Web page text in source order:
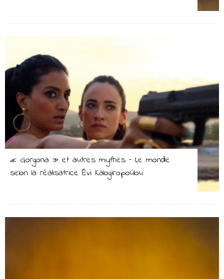
« Gorgona » et autres mythes – Le monde
selon la réalisatrice Évi Kalogiropoúlou